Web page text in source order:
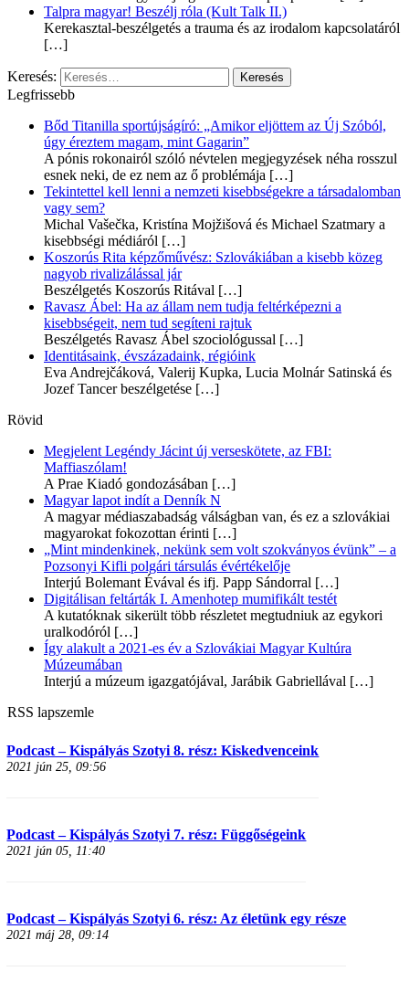
Talpra magyar! Beszélj róla (Kult Talk II.)
Kerekasztal-beszélgetés a trauma és az irodalom kapcsolatáról
[…]
Keresés:
Legfrissebb
Bőd Titanilla sportújságíró: „Amikor eljöttem az Új Szóból,
úgy éreztem magam, mint Gagarin”
A pónis rokonairól szóló névtelen megjegyzések néha rosszul
esnek neki, de ez nem az ő problémája […]
Tekintettel kell lenni a nemzeti kisebbségekre a társadalomban
vagy sem?
Michal Vašečka, Kristína Mojžišová és Michael Szatmary a
kisebbségi médiáról […]
Koszorús Rita képzőművész: Szlovákiában a kisebb közeg
nagyob rivalizálással jár
Beszélgetés Koszorús Ritával […]
Ravasz Ábel: Ha az állam nem tudja feltérképezni a
kisebbségeit, nem tud segíteni rajtuk
Beszélgetés Ravasz Ábel szociológussal […]
Identitásaink, évszázadaink, régióink
Eva Andrejčáková, Valerij Kupka, Lucia Molnár Satinská és
Jozef Tancer beszélgetése […]
Rövid
Megjelent Legéndy Jácint új verseskötete, az FBI:
Maffiaszólam!
A Prae Kiadó gondozásában […]
Magyar lapot indít a Denník N
A magyar médiaszabadság válságban van, és ez a szlovákiai
magyarokat fokozottan érinti […]
„Mint mindenkinek, nekünk sem volt szokványos évünk” – a
Pozsonyi Kifli polgári társulás évértékelője
Interjú Bolemant Évával és ifj. Papp Sándorral […]
Digitálisan feltárták I. Amenhotep mumifikált testét
A kutatóknak sikerült több részletet megtudniuk az egykori
uralkodóról […]
Így alakult a 2021-es év a Szlovákiai Magyar Kultúra
Múzeumában
Interjú a múzeum igazgatójával, Jarábik Gabriellával […]
RSS lapszemle
Podcast – Kispályás Szotyi 8. rész: Kiskedvenceink
2021 jún 25, 09:56
Podcast – Kispályás Szotyi 7. rész: Függőségeink
2021 jún 05, 11:40
Podcast – Kispályás Szotyi 6. rész: Az életünk egy része
2021 máj 28, 09:14